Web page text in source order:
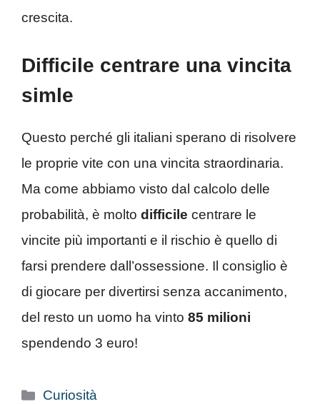
crescita.
Difficile centrare una vincita
simle
Questo perché gli italiani sperano di risolvere
le proprie vite con una vincita straordinaria.
Ma come abbiamo visto dal calcolo delle
probabilità, è molto difficile centrare le
vincite più importanti e il rischio è quello di
farsi prendere dall’ossessione. Il consiglio è
di giocare per divertirsi senza accanimento,
del resto un uomo ha vinto 85 milioni
spendendo 3 euro!
Categorie
Curiosità